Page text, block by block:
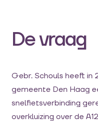
De vraag
Gebr. Schouls heeft in
gemeente Den Haag
snelfietsverbinding
overkluizing over de